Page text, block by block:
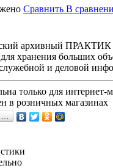
Сравнить В
архивный ПРАКТИК
хранения больших
и деловой
только для интернет-
в розничных магазинах